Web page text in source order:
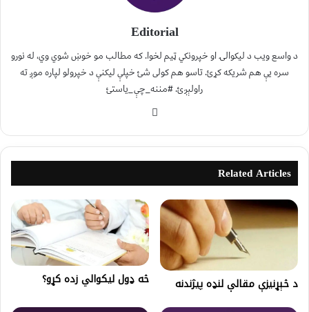
Editorial
د واسع ویب د لیکوالۍ او خپرونکي ټیم لخوا. که مطالب مو خوښ شوي وي، له نورو
سره یې هم شریکه کړئ. تاسو هم کولی شئ خپلې لیکنې د خپرولو لپاره موږ ته
راولېږئ. #مننه_چې_یاستئ
Related Articles
د څېړنیزې مقالې لنډه پيژندنه څه ډول لیکوالي زده کړو؟